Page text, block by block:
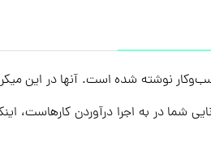
برگزیده و متخصص در کسب‌وکار نوشته شده است.
در به اجرا درآوردن کارهاست،